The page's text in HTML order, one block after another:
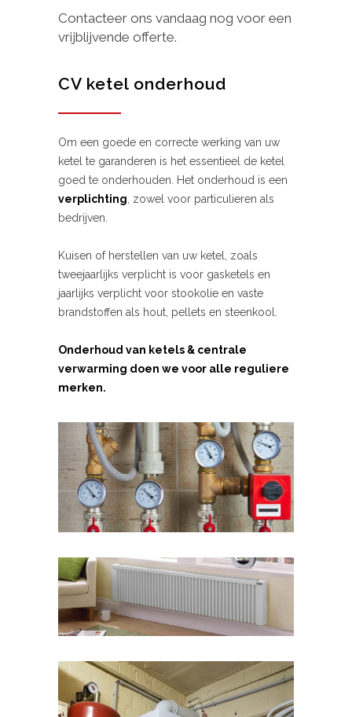
Contacteer ons vandaag nog voor een
vrijblijvende offerte.
CV ketel onderhoud
Om een goede en correcte werking van uw
ketel te garanderen is het essentieel de ketel
goed te onderhouden. Het onderhoud is een
verplichting , zowel voor particulieren als
bedrijven.
Kuisen of herstellen van uw ketel, zoals
tweejaarlijks verplicht is voor gasketels en
jaarlijks verplicht voor stookolie en vaste
brandstoffen als hout, pellets en steenkool.
Onderhoud van ketels & centrale
verwarming doen we voor alle reguliere
merken.